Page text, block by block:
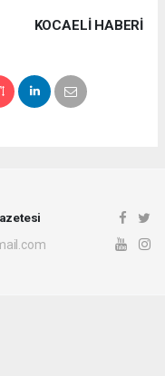
KOCAELI HABERİ